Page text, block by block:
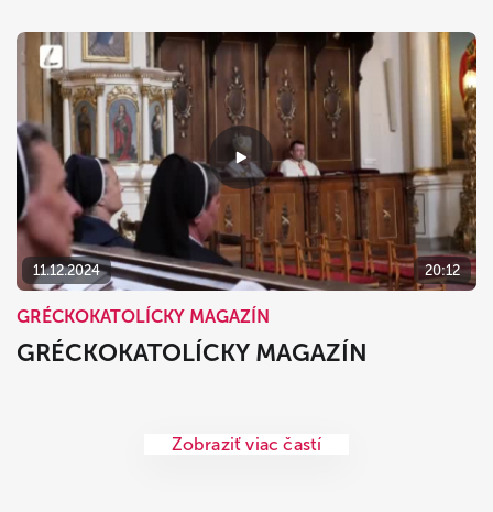
11.12.2024 20:12
GRÉCKOKATOLÍCKY MAGAZÍN
GRÉCKOKATOLÍCKY MAGAZÍN
Zobraziť viac častí